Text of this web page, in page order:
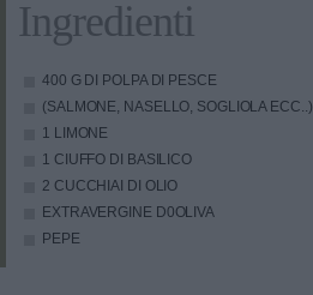
Ingredienti
400 G DI POLPA DI PESCE
(SALMONE, NASELLO, SOGLIOLA ECC..)
1 LIMONE
1 CIUFFO DI BASILICO
2 CUCCHIAI DI OLIO
EXTRAVERGINE D0OLIVA
PEPE